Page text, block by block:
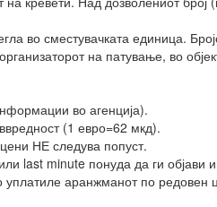
во сместувачката единица.
на патување, во
во агенција).
(1 евро=62 мкд).
НЕ следува попуст.
last minute понуда да ги објави
уплатиле аранжманот по